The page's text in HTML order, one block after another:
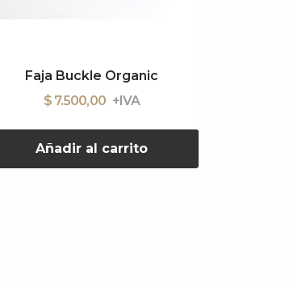
Faja Buckle Organic
$ 7.500,00
Añadir al carrito